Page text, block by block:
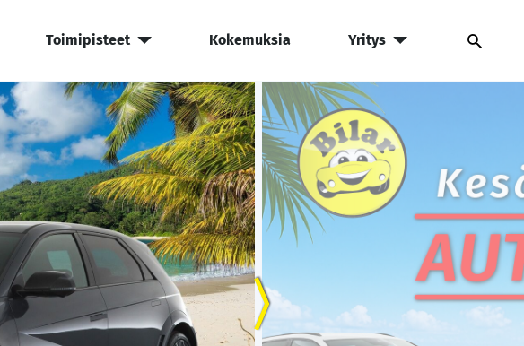
Toimipisteet Kokemuksia Yritys